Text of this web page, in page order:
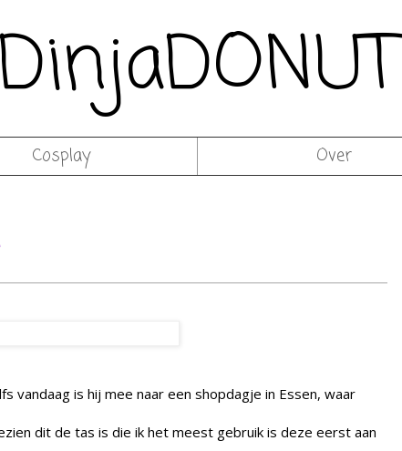
DinjaDONUT
Cosplay Over
vandaag is hij mee naar een shopdagje in Essen, waar
dit de tas is die ik het meest gebruik is deze eerst aan